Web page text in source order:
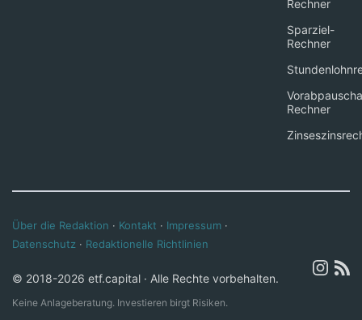
Rechner
Sparziel-
Rechner
Rechner
Über die Redaktion · Kontakt · Impressum ·
Datenschutz · Redaktionelle Richtlinien
© 2018-2026 etf.capital · Alle Rechte vorbehalten.
Keine Anlageberatung. Investieren birgt Risiken.